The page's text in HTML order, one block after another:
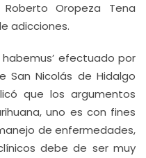
Oropeza Tena
adicciones.
efectuado por
San Nicolás de Hidalgo
que los argumentos
uno es con fines
de enfermedades,
debe de ser muy